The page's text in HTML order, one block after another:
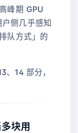
峰期 GPU
侧几乎感知
队方式」的
、14 部分，
块用